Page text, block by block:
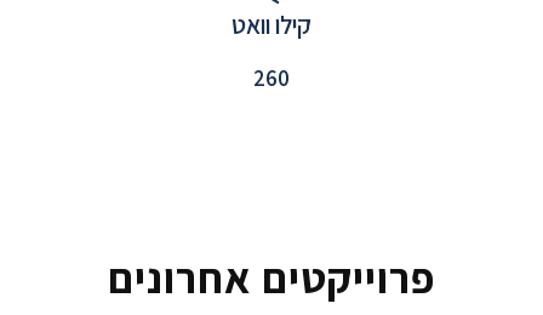
קילו וואט
260
פרוייקטים אחרונים